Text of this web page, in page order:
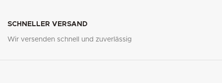
SCHNELLER VERSAND
Wir versenden schnell und zuverlässig